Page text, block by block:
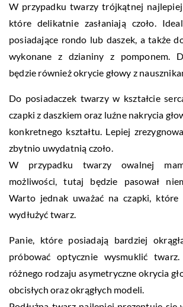
W przypadku twarzy trójkątnej
które delikatnie zasłaniają czoło.
posiadające rondo lub daszek, a także
wykonane z dzianiny z pomponem.
będzie również okrycie głowy z
Do posiadaczek twarzy w kształcie
czapki z daszkiem oraz luźne nakrycia
konkretnego kształtu. Lepiej
zbytnio uwydatnią czoło.
W przypadku twarzy owalnej
możliwości, tutaj będzie pasował
Warto jednak uważać na czapki, które
wydłużyć twarz.
Panie, które posiadają bardziej
próbować optycznie wysmuklić
różnego rodzaju asymetryczne okrycia
obcisłych oraz okrągłych modeli.